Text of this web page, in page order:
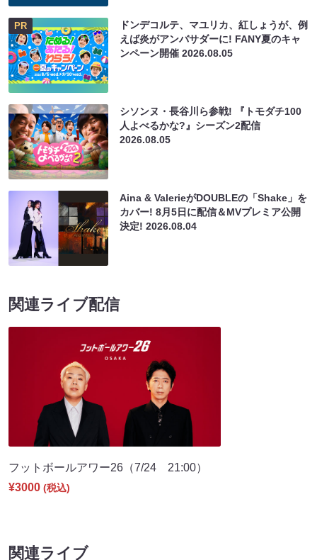
PR
ドンデコルテ、マユリカ、紅しょうが、例
えば炎がアンバサダーに! FANY夏のキャ
ンペーン開催2026.08.05
シソンヌ・長谷川ら参戦! 『トモダチ100
人よべるかな?』シーズン2配信
2026.08.05
Aina & ValerieがDOUBLEの「Shake」を
カバー! 8月5日に配信＆MVプレミア公開
決定!2026.08.04
関連ライブ配信
フットボールアワー26（7/24 21:00）
¥3000 (税込)
関連ライブ